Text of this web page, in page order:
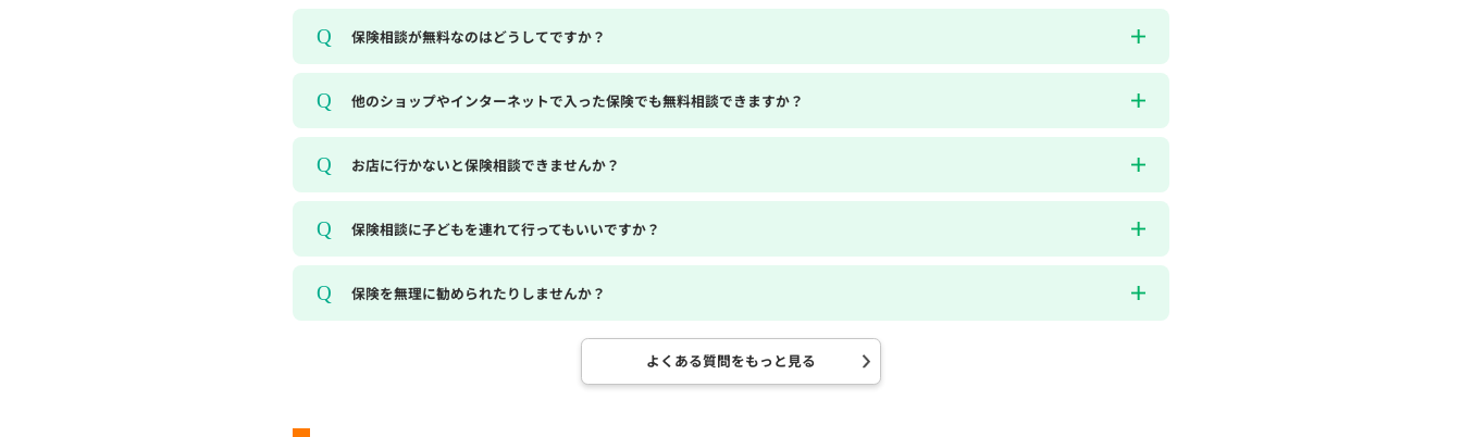
保険相談が無料なのはどうしてですか？
他のショップやインターネットで入った保険でも無料相談できますか？
お店に行かないと保険相談できませんか？
保険相談に子どもを連れて行ってもいいですか？
保険を無理に勧められたりしませんか？
よくある質問をもっと見る